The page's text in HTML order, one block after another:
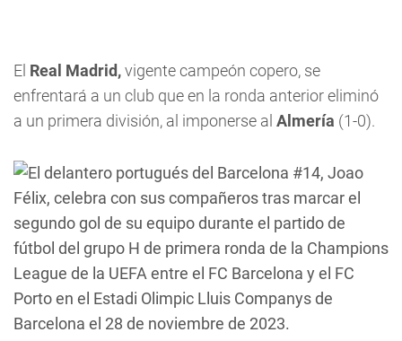
El Real Madrid,vigente campeón copero, se
enfrentará a un club que en la ronda anterior eliminó
a un primera división, al imponerse al Almería (1-0).